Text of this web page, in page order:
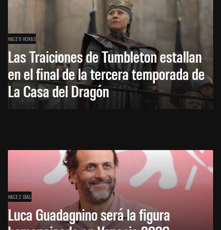
HACE 6 HORAS
Las Traiciones de Tumbleton estallan
en el final de la tercera temporada de
La Casa del Dragón
HACE 2 DÍAS
Luca Guadagnino será la figura